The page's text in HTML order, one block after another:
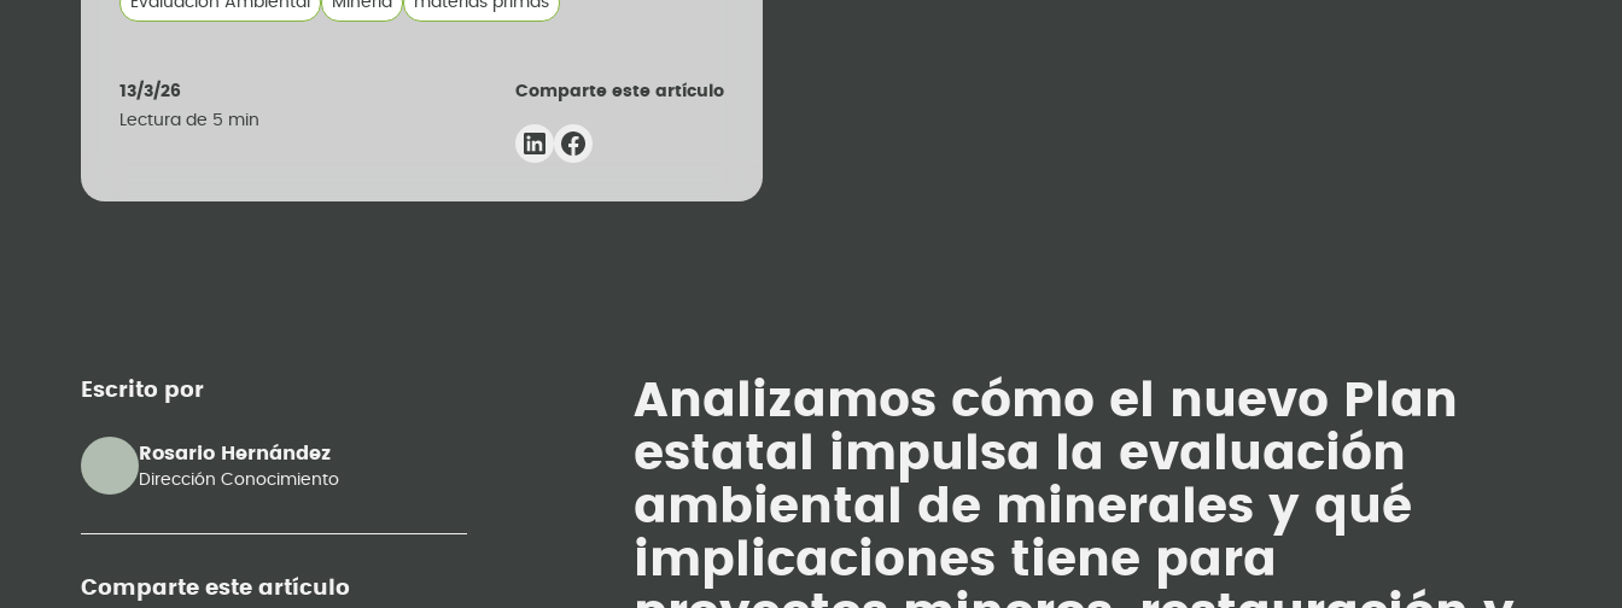
13/3/26
Lectura de 5 min
Comparte este artículo
Escrito por
Rosario Hernández
Dirección Conocimiento
Comparte este artículo
Analizamos cómo el nuevo Plan
estatal impulsa la evaluación
ambiental de minerales y qué
implicaciones tiene para